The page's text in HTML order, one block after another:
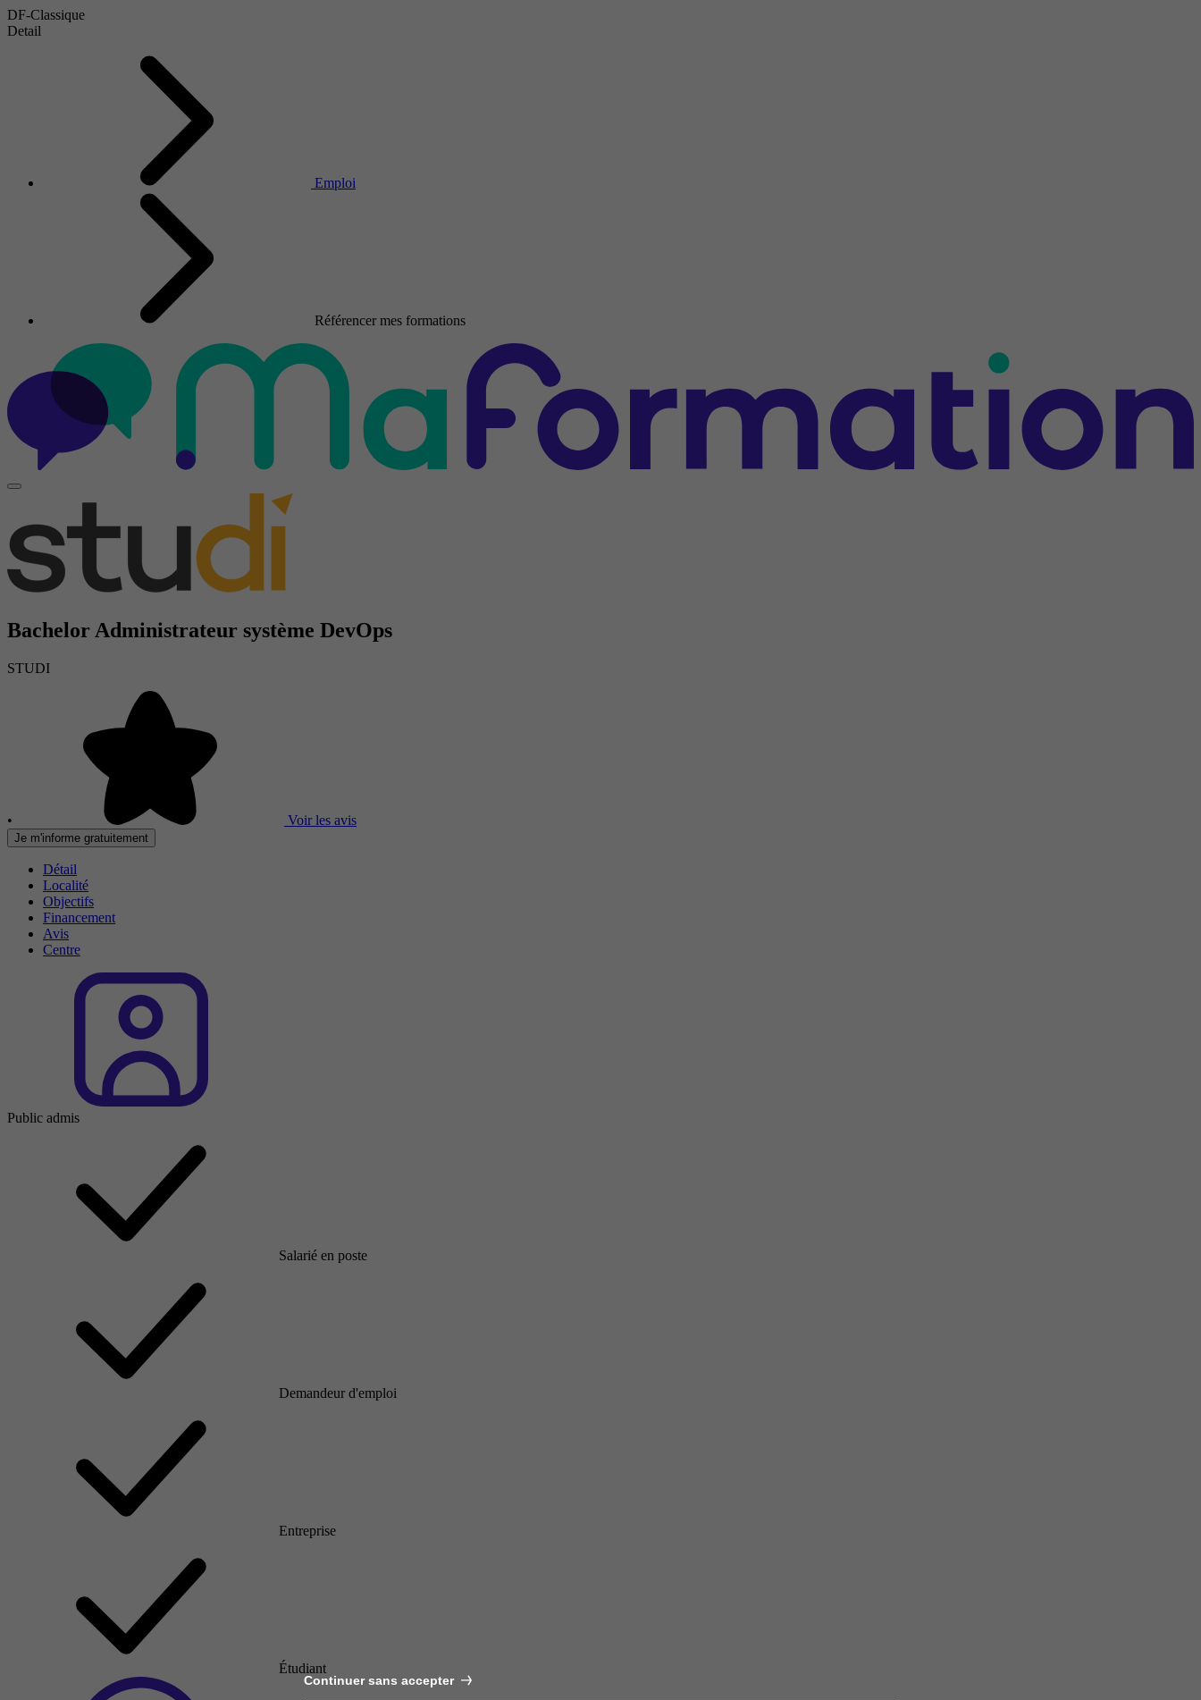
DF-Classique
Detail
Emploi
Référencer mes formations
Bachelor Administrateur système DevOps
STUDI
• Voir les avis
Je m'informe gratuitement
Détail
Localité
Objectifs
Financement
Avis
Centre
Public admis
Salarié en poste
Demandeur d'emploi
Entreprise
Étudiant
Continuer sans accepter